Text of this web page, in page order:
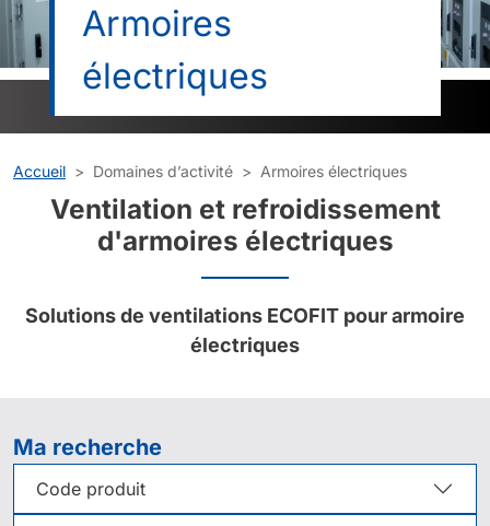
Armoires
électriques
Accueil Domaines d’activité Armoires électriques
Ventilation et refroidissement
d'armoires électriques
Solutions de ventilations ECOFIT pour armoire
électriques
Ma recherche
Code produit